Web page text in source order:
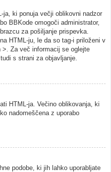
ja, ki ponuja večji oblikovni nadzor
BBKode omogoči administrator,
za pošiljanje prispevka.
HTML-ju, le da so tag-i priloženi v
Za več informacij se oglejte
s strani za objavljanje.
HTML-ja. Večino oblikovanja, ki
nadomeščena z uporabo
podobe, ki jih lahko uporabljate